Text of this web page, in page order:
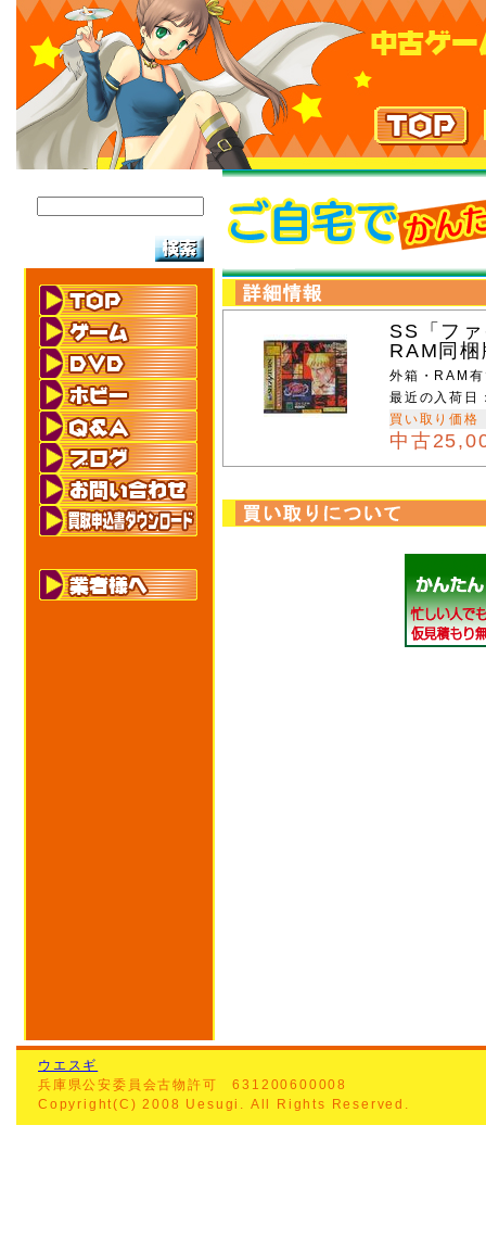
SS「フ
RAM同梱
外箱・RAM
最近の入荷日
買い取り価格
中古
ウエスギ
兵庫県公安委員会古物許可 631200600008
Copyright(C) 2008 Uesugi. All Rights Reserved.